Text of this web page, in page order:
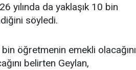
yılında da yaklaşık 10 bin
söyledi.
öğretmenin emekli olacağını
belirten Geylan,